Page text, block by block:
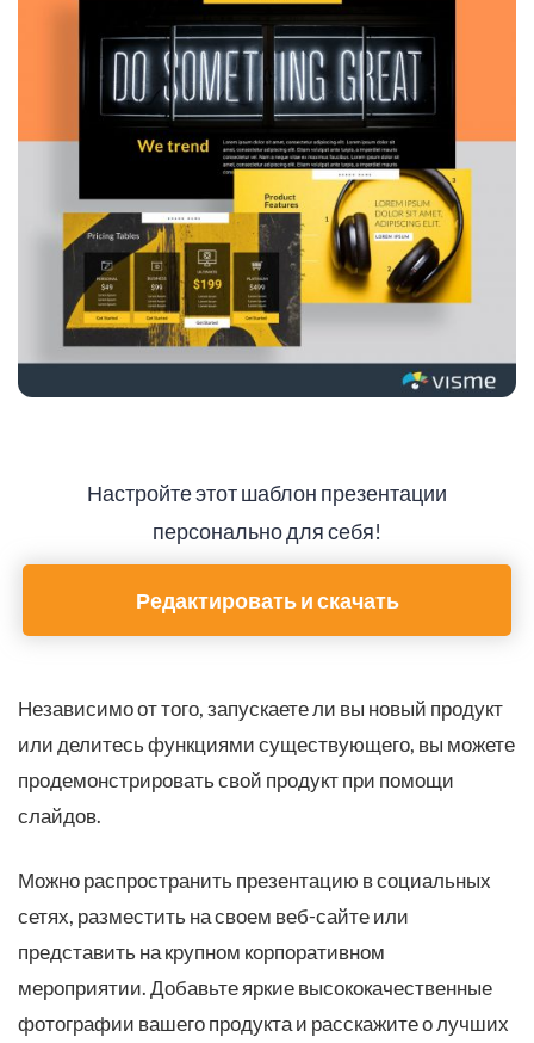
Настройте этот шаблон презентации
персонально для себя!
Редактировать и скачать
Независимо от того, запускаете ли вы новый продукт
или делитесь функциями существующего, вы можете
продемонстрировать свой продукт при помощи
слайдов.
Можно распространить презентацию в социальных
сетях, разместить на своем веб-сайте или
представить на крупном корпоративном
мероприятии. Добавьте яркие высококачественные
фотографии вашего продукта и расскажите о лучших